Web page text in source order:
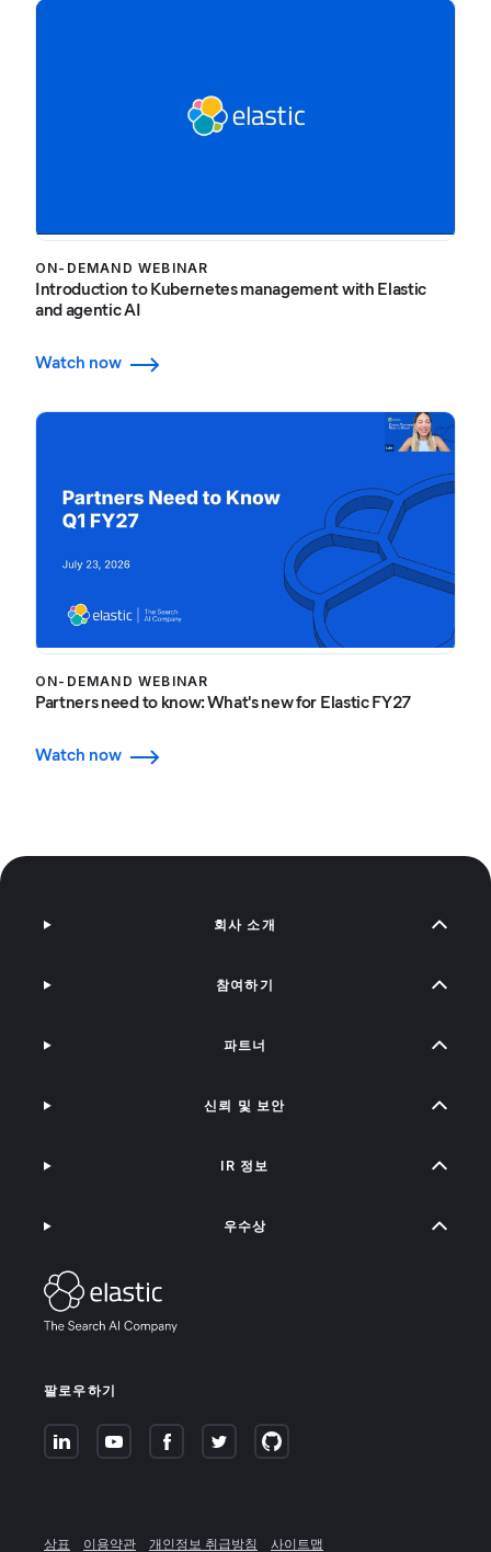
ON-DEMAND WEBINAR
Introduction to Kubernetes management with Elastic
and agentic AI
Watch now
ON-DEMAND WEBINAR
Partners need to know: What's new for Elastic FY27
Watch now
팔로우하기
회사 소개
참여하기
파트너
신뢰 및 보안
IR 정보
우수상
상표 이용약관 개인정보 취급방침 사이트맵